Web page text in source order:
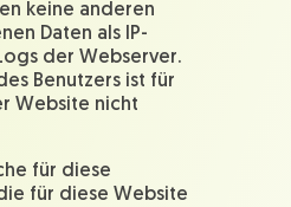
keine anderen
Daten als IP-
der Webserver.
Benutzers ist für
Website nicht
für diese
für diese Website